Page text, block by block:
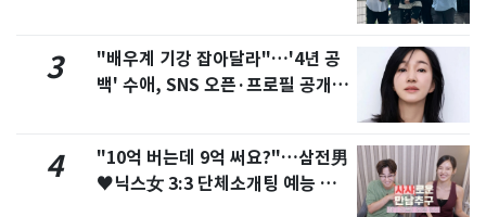
3
"배우계 기강 잡아달라"…'4년 공
백' 수애, SNS 오픈·프로필 공개
4
"10억 버는데 9억 써요?"…삼전男
♥닉스女 3:3 단체소개팅 예능 화